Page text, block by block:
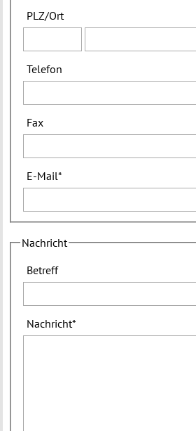
PLZ/Ort
Telefon
Fax
E-Mail*
Nachricht
Betreff
Nachricht*